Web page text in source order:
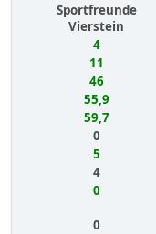
Sportfreunde
Vierstein
4
11
46
55,9
59,7
0
5
4
0
0